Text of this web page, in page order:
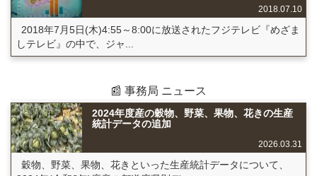
2018.07.10
2018年7月5日(木)4:55～8:00に放送されたフジテレビ『めざま
しテレビ』の中で、ジャ...
📰 事務局 ニュース
2024年度産の穀物、野菜、果物、花きの生産
統計データの追加
2026.03.31
穀物、野菜、果物、花きといった生産統計データについて、